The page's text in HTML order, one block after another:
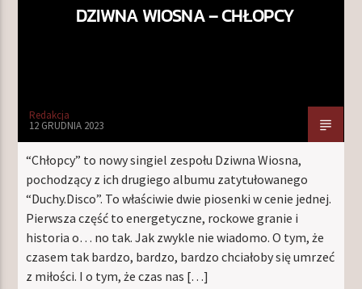
DZIWNA WIOSNA – CHŁOPCY
Redakcja
12 GRUDNIA 2023
“Chłopcy” to nowy singiel zespołu Dziwna Wiosna,
pochodzący z ich drugiego albumu zatytułowanego
“Duchy.Disco”. To właściwie dwie piosenki w cenie jednej.
Pierwsza część to energetyczne, rockowe granie i
historia o… no tak. Jak zwykle nie wiadomo. O tym, że
czasem tak bardzo, bardzo, bardzo chciałoby się umrzeć
z miłości. I o tym, że czas nas […]